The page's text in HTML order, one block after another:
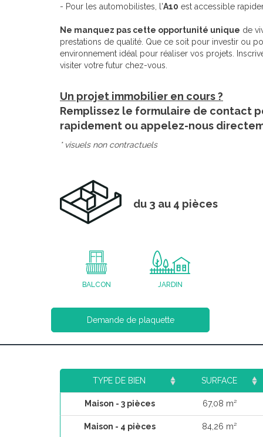
- Pour les automobilistes, l'A10 est accessible
Ne manquez pas cette opportunité unique de
prestations de qualité. Que ce soit pour investir ou
environnement idéal pour réaliser vos projets.
visiter votre futur chez-vous.
Un projet immobilier en cours ?
Remplissez le formulaire de contact
rapidement ou appelez-nous
* visuels non contractuels
du 3 au 4 pièces
BALCON JARDIN
Demande de plaquette
TYPE DE BIEN SURFACE
Maison - 3 pièces 67,08 m²
Maison - 4 pièces 84,26 m²